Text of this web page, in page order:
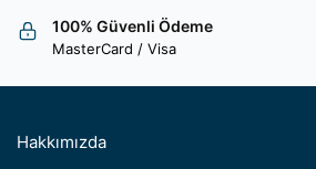
100% Güvenli Ödeme
MasterCard / Visa
Hakkımızda